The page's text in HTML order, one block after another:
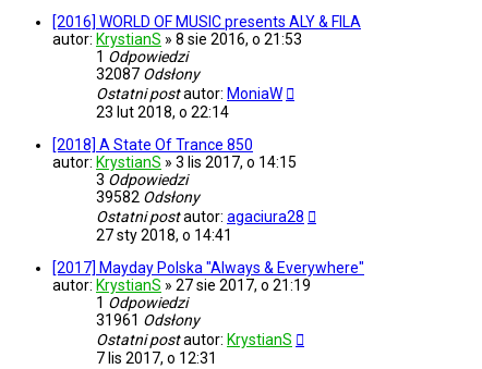
[2016] WORLD OF MUSIC presents ALY & FILA
autor: KrystianS » 8 sie 2016, o 21:53
1 Odpowiedzi
32087 Odsłony
Ostatni postautor: MoniaW
23 lut 2018, o 22:14
[2018] A State Of Trance 850
autor: KrystianS » 3 lis 2017, o 14:15
3 Odpowiedzi
39582 Odsłony
Ostatni postautor: agaciura28
27 sty 2018, o 14:41
[2017] Mayday Polska "Always & Everywhere"
autor: KrystianS » 27 sie 2017, o 21:19
1 Odpowiedzi
31961 Odsłony
Ostatni postautor: KrystianS
7 lis 2017, o 12:31